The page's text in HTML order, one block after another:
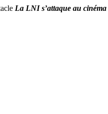
La LNI s’attaque au cinéma